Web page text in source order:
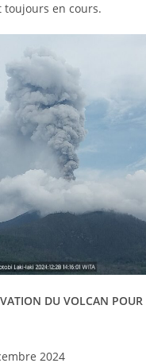
toujours en cours.
DU VOLCAN
2024